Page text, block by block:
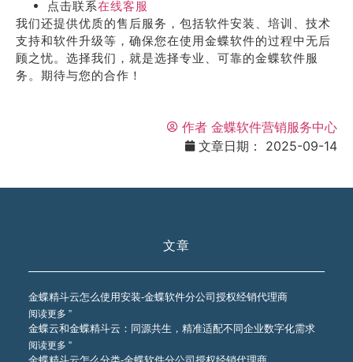
点击联系在线客服
我们还提供优质的售后服务，包括软件安装、培训、技术
支持和软件升级等，确保您在使用金蝶软件的过程中无后
顾之忧。选择我们，就是选择专业、可靠的金蝶软件服
务。期待与您的合作！
作者 金蝶软件营销服务中心
文章日期：
2025-09-14
文章
金蝶精斗云怎么使用安装-金蝶软件分公司授权经销代理商
阅读更多 ”
金蝶云和金蝶精斗云：同源共生，精准适配不同企业数字化需求
阅读更多 ”